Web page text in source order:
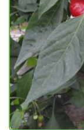
GRMOVI/
HIT
UKRASNE
VOĆE /
Sjeme